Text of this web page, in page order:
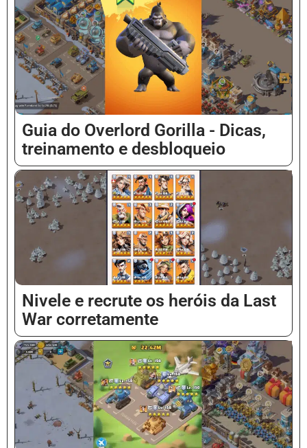
Guia do Overlord Gorilla - Dicas,
treinamento e desbloqueio
Nivele e recrute os heróis da Last
War corretamente
Hindi
Malay
Vietnamese